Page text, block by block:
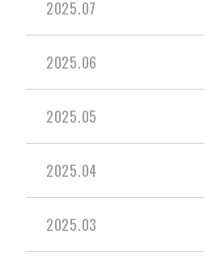
2025.07
2025.06
2025.05
2025.04
2025.03